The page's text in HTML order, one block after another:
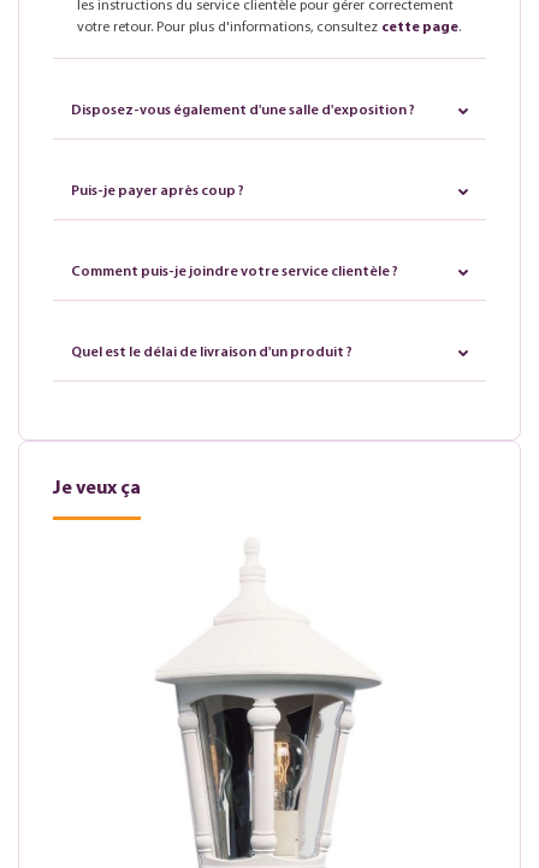
les instructions du service clientèle pour gérer correctement
votre retour. Pour plus d'informations, consultez cette page.
Disposez-vous également d'une salle d'exposition ?
Puis-je payer après coup ?
Comment puis-je joindre votre service clientèle ?
Quel est le délai de livraison d'un produit ?
Je veux ça